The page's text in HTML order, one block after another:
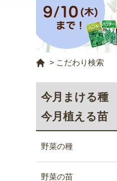
> こだわり検索
今月まける種
今月植える苗
野菜の種
野菜の苗